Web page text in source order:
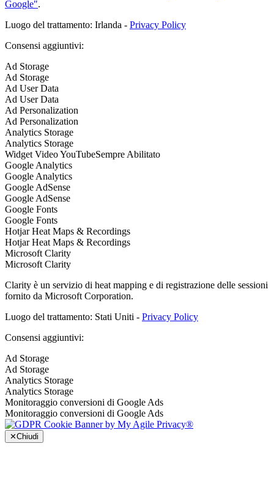
Google".
Luogo del trattamento: Irlanda - Privacy Policy
Consensi aggiuntivi:
Ad Storage
Ad Storage
Ad User Data
Ad User Data
Ad Personalization
Ad Personalization
Analytics Storage
Analytics Storage
Widget Video YouTubeSempre Abilitato
Google Analytics
Google Analytics
Google AdSense
Google AdSense
Google Fonts
Google Fonts
Hotjar Heat Maps & Recordings
Hotjar Heat Maps & Recordings
Microsoft Clarity
Microsoft Clarity
Clarity è un servizio di heat mapping e di registrazione delle sessioni
fornito da Microsoft Corporation.
Luogo del trattamento: Stati Uniti - Privacy Policy
Consensi aggiuntivi:
Ad Storage
Ad Storage
Analytics Storage
Analytics Storage
Monitoraggio conversioni di Google Ads
Monitoraggio conversioni di Google Ads
✕Chiudi